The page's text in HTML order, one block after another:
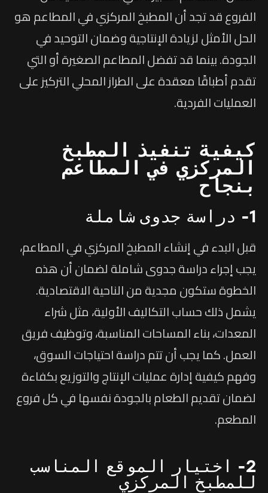
الفروع قد تجد أن المطبخ المركزي في المطاعم هو
الحل الأمثل لزيادة الإنتاجية وضمان التوحيد في
الجودة. بينما قد تفضل المطاعم الصغيرة أو التي
تقدم أطباقًا معقدة على الطراز المحلي التركيز على
العمليات الفردية.
كيفية تنفيذ المطبخ
المركزي في المطاعم
بنجاح
1- دراسة جدوى شاملة
قبل البدء في إنشاء المطبخ المركزي في المطاعم،
يجب إجراء دراسة جدوى شاملة لضمان أن هذه
الخطوة ستكون مجدية من الناحية الاقتصادية.
يشمل ذلك حساب التكاليف الأولية، مثل شراء
المعدات، بناء المساحات المناسبة، وتوظيف فريق
العمل. كما يجب أن تتم دراسة احتياجات السوق،
وفهم كيفية إدارة عمليات الإنتاج والتوزيع بكفاءة
لضمان تقديم الطعام بالجودة نفسها في كل فروع
المطعم.
2- اختيار الموقع المناسب
للمطبخ المركزي